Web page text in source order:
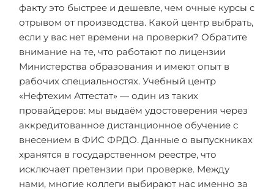
факту это быстрее и дешевле, чем очные курсы с
отрывом от производства. Какой центр выбрать,
если у вас нет времени на проверки? Обратите
внимание на те, что работают по лицензии
Министерства образования и имеют опыт в
рабочих специальностях. Учебный центр
«Нефтехим Аттестат» — один из таких
провайдеров: мы выдаём удостоверения через
аккредитованное дистанционное обучение с
внесением в ФИС ФРДО. Данные о выпускниках
хранятся в государственном реестре, что
исключает претензии при проверке. Между
нами, многие коллеги выбирают нас именно за